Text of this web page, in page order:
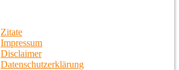
Zitate
Impressum
Disclaimer
Datenschutzerklärung